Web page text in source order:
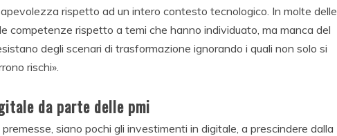
rispetto ad un intero contesto tecnologico. In molte delle
competenze rispetto a temi che hanno individuato, ma manca del
degli scenari di trasformazione ignorando i quali non solo si
rischi».
da parte delle pmi
siano pochi gli investimenti in digitale, a prescindere dalla